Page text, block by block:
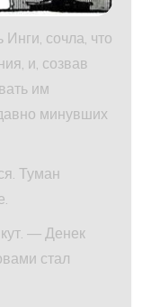
сочла, что
и, созвав
им
минувших
Туман
— Денек
стал